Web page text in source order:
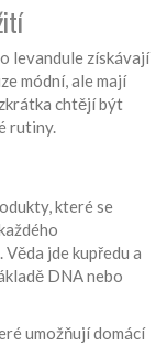
levandule získávají
módní, ale mají
chtějí být
rutiny.
které se
jde kupředu a
DNA nebo
umožňují domácí